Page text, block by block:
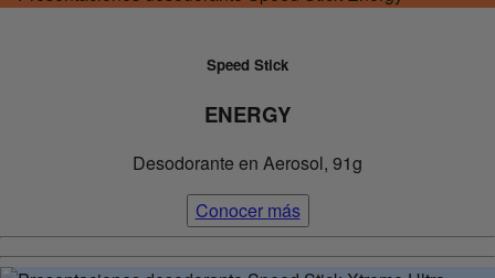
Speed Stick
ENERGY
Desodorante en Aerosol, 91g
Conocer más